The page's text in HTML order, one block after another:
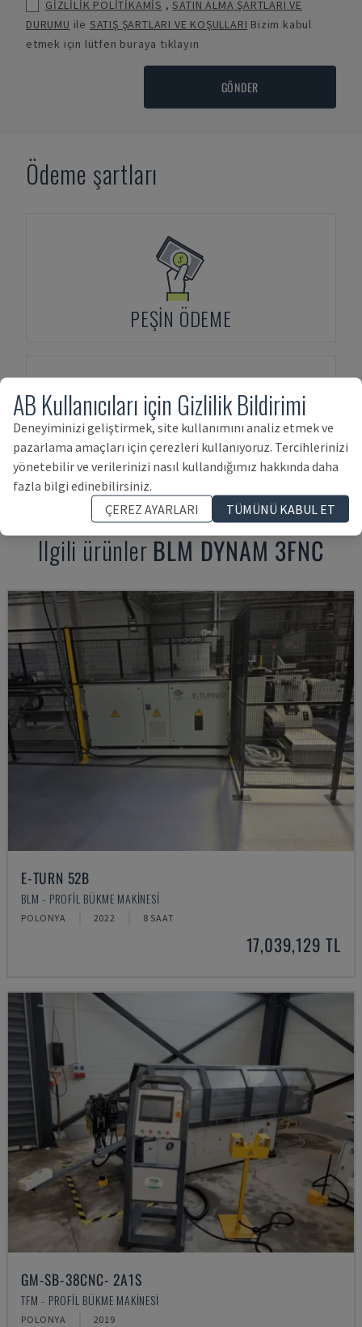
GİZLİLİK POLİTİKAMİS ,SATIN ALMA ŞARTLARI VE
DURUMU ile SATIŞ ŞARTLARI VE KOŞULLARI Bizim kabul
etmek için lütfen buraya tıklayın
GÖNDER
Ödeme şartları
PEŞIN ÖDEME
VARLIK FINANSMANI
Ilgili ürünler BLM DYNAM 3FNC
E-TURN 52B
BLM - PROFIL BÜKME MAKINESI
POLONYA 2022 8 SAAT
17,039,129 TL
GM-SB-38CNC- 2A1S
TFM - PROFIL BÜKME MAKINESI
POLONYA 2019
AB Kullanıcıları için Gizlilik Bildirimi
Deneyiminizi geliştirmek, site kullanımını analiz etmek ve
pazarlama amaçları için çerezleri kullanıyoruz. Tercihlerinizi
yönetebilir ve verilerinizi nasıl kullandığımız hakkında daha
fazla bilgi edinebilirsiniz.
ÇEREZ AYARLARI
TÜMÜNÜ KABUL ET